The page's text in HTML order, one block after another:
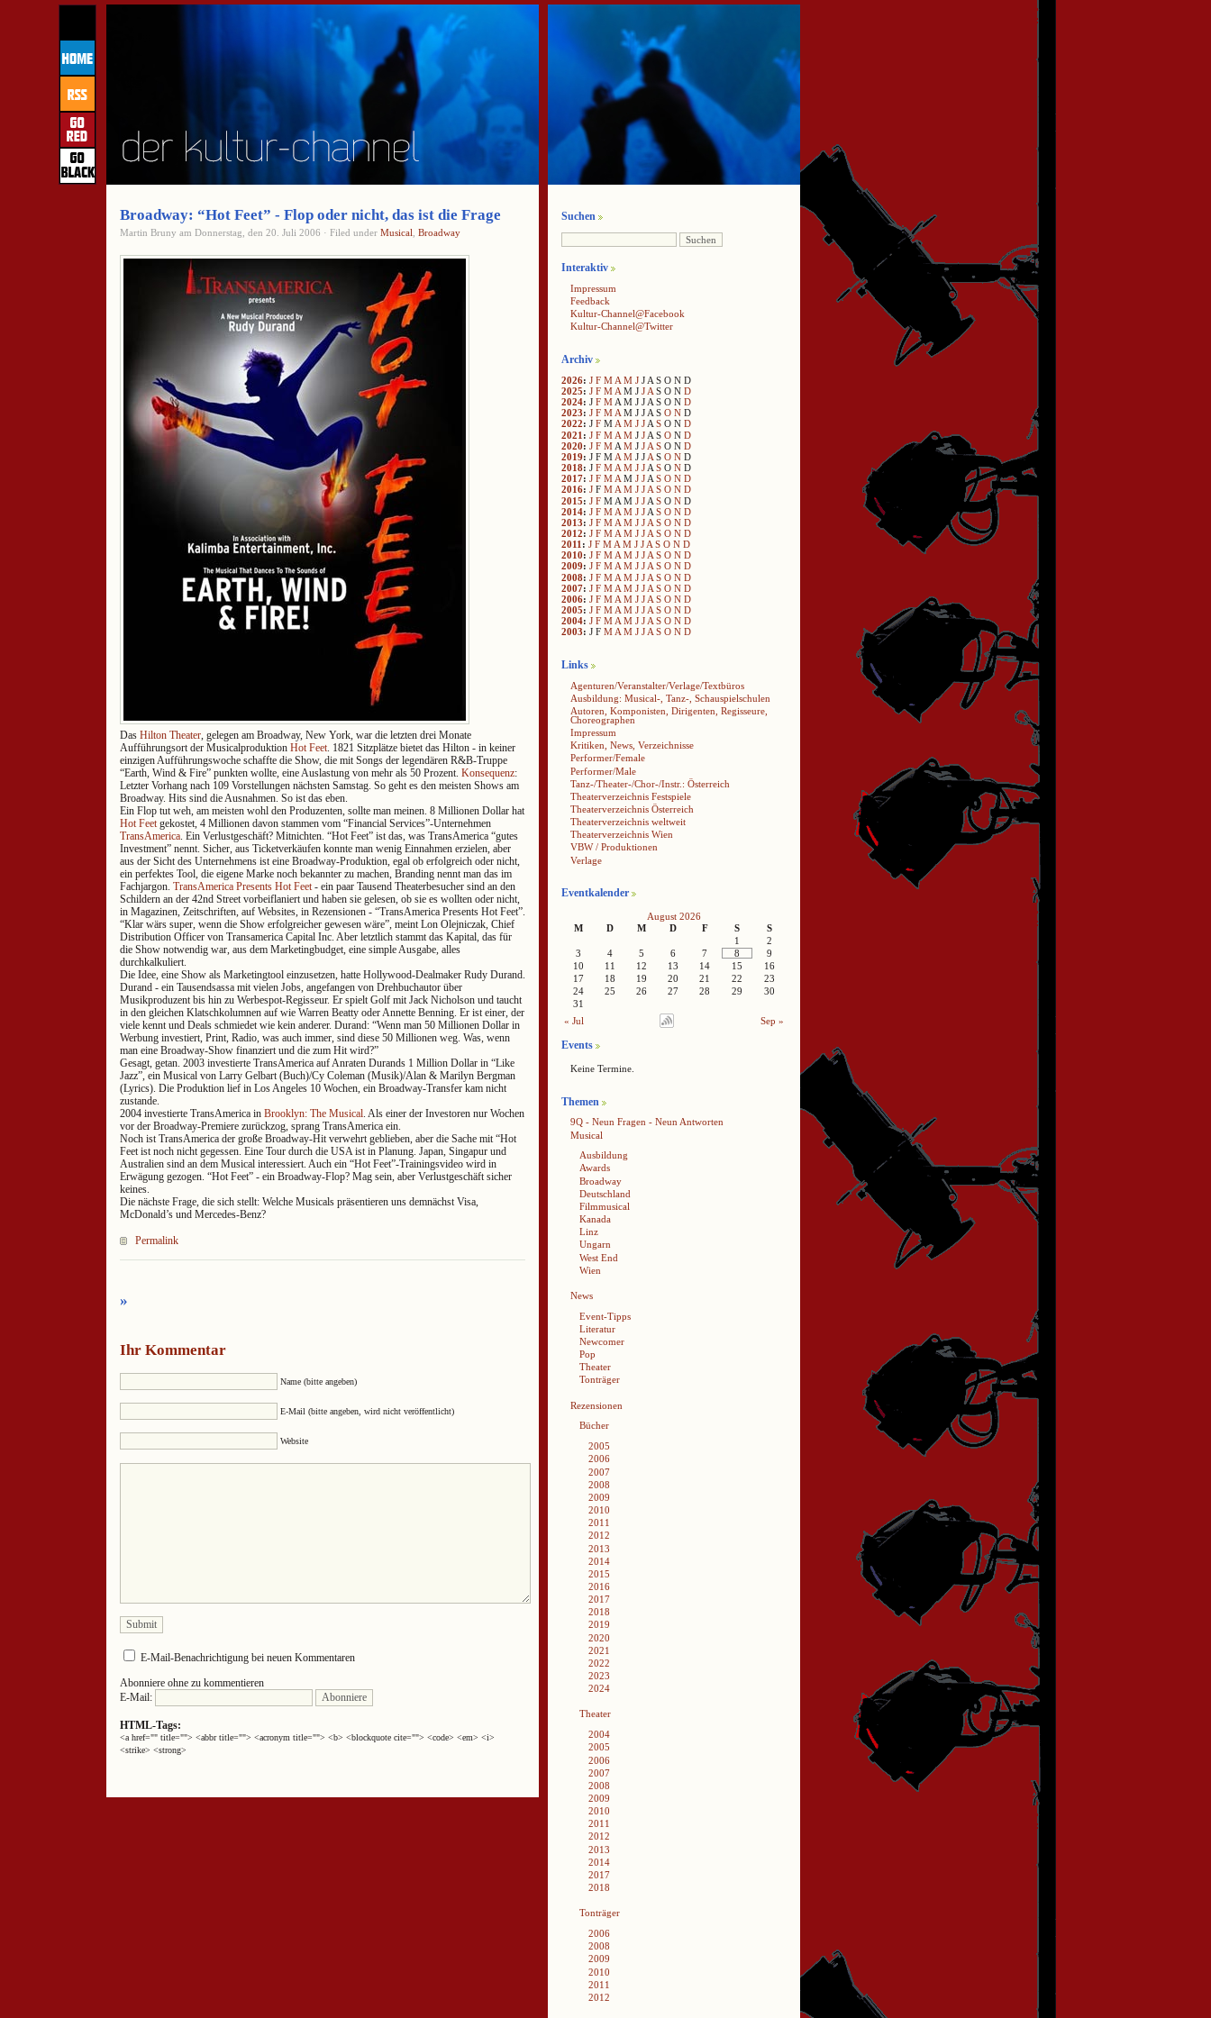
Broadway: “Hot Feet” - Flop oder nicht, das ist die Frage
Martin Bruny am Donnerstag, den 20. Juli 2006 · Filed under Musical Broadway
Das Hilton Theater, gelegen am Broadway, New York, war die letzten drei Monate
Aufführungsort der Musicalproduktion Hot Feet. 1821 Sitzplätze bietet das Hilton - in keiner
einzigen Aufführungswoche schaffte die Show, die mit Songs der legendären R&B-Truppe
“Earth, Wind & Fire” punkten wollte, eine Auslastung von mehr als 50 Prozent. Konsequenz:
Letzter Vorhang nach 109 Vorstellungen nächsten Samstag. So geht es den meisten Shows am
Broadway. Hits sind die Ausnahmen. So ist das eben.
Ein Flop tut weh, am meisten wohl den Produzenten, sollte man meinen. 8 Millionen Dollar hat
Hot Feetgekostet, 4 Millionen davon stammen vom “Financial Services”-Unternehmen
TransAmerica. Ein Verlustgeschäft? Mitnichten. “Hot Feet” ist das, was TransAmerica “gutes
Investment” nennt. Sicher, aus Ticketverkäufen konnte man wenig Einnahmen erzielen, aber
aus der Sicht des Unternehmens ist eine Broadway-Produktion, egal ob erfolgreich oder nicht,
ein perfektes Tool, die eigene Marke noch bekannter zu machen, Branding nennt man das im
Fachjargon. TransAmerica Presents Hot Feet- ein paar Tausend Theaterbesucher sind an den
Schildern an der 42nd Street vorbeiflaniert und haben sie gelesen, ob sie es wollten oder nicht,
in Magazinen, Zeitschriften, auf Websites, in Rezensionen - “TransAmerica Presents Hot Feet”.
“Klar wärs super, wenn die Show erfolgreicher gewesen wäre”, meint Lon Olejniczak, Chief
Distribution Officer von Transamerica Capital Inc. Aber letztlich stammt das Kapital, das für
die Show notwendig war, aus dem Marketingbudget, eine simple Ausgabe, alles
durchkalkuliert.
Die Idee, eine Show als Marketingtool einzusetzen, hatte Hollywood-Dealmaker Rudy Durand.
Durand - ein Tausendsassa mit vielen Jobs, angefangen von Drehbuchautor über
Musikproduzent bis hin zu Werbespot-Regisseur. Er spielt Golf mit Jack Nicholson und taucht
in den gleichen Klatschkolumnen auf wie Warren Beatty oder Annette Benning. Er ist einer, der
viele kennt und Deals schmiedet wie kein anderer. Durand: “Wenn man 50 Millionen Dollar in
Werbung investiert, Print, Radio, was auch immer, sind diese 50 Millionen weg. Was, wenn
man eine Broadway-Show finanziert und die zum Hit wird?”
Gesagt, getan. 2003 investierte TransAmerica auf Anraten Durands 1 Million Dollar in “Like
Jazz”, ein Musical von Larry Gelbart (Buch)/Cy Coleman (Musik)/Alan & Marilyn Bergman
(Lyrics). Die Produktion lief in Los Angeles 10 Wochen, ein Broadway-Transfer kam nicht
zustande.
2004 investierte TransAmerica in Brooklyn: The Musical. Als einer der Investoren nur Wochen
vor der Broadway-Premiere zurückzog, sprang TransAmerica ein.
Noch ist TransAmerica der große Broadway-Hit verwehrt geblieben, aber die Sache mit “Hot
Feet ist noch nicht gegessen. Eine Tour durch die USA ist in Planung. Japan, Singapur und
Australien sind an dem Musical interessiert. Auch ein “Hot Feet”-Trainingsvideo wird in
Erwägung gezogen. “Hot Feet” - ein Broadway-Flop? Mag sein, aber Verlustgeschäft sicher
keines.
Die nächste Frage, die sich stellt: Welche Musicals präsentieren uns demnächst Visa,
McDonald’s und Mercedes-Benz?
Permalink
»
Ihr Kommentar
Name (bitte angeben)
E-Mail (bitte angeben, wird nicht veröffentlicht)
Website
E-Mail-Benachrichtigung bei neuen Kommentaren
Abonniere ohne zu kommentieren
E-Mail:
HTML-Tags:
<a href="" title=""> <abbr title=""> <acronym title=""> <b> <blockquote cite=""> <code> <em> <i>
<strike> <strong>
Suchen
Interaktiv
Impressum
Feedback
Kultur-Channel@Facebook
Kultur-Channel@Twitter
Archiv
2026: J F M A M J J A S O N D
2025: J F M A M J J A S O N D
2024: J F M A M J J A S O N D
2023: J F M A M J J A S O N D
2022: J F MA M J JA S O N D
2021 : J F M A M J J A S O N D
2020: J F M A M J J A S O N D
2019: J F M A M J J A S O N D
2018: J F M A M J J A S O N D
2017: J F M A M J J A S O N D
2016: J F M A M J J A S O N D
2015: J F M A M J J A S O N D
2014: J F M A M J J A S O N D
2013: J F M A M J J A S O N D
2012: J F M A M J J A S O N D
2011 : J F M A M J J A S O N D
2010: J F M A M J J A S O N D
2009: J F MA M J JA S O N D
2008: J F M A M J J A S O N D
2007: J F M A M J J A S O N D
2006: J F M A M J J A S O N D
2005: J F M A M J J A S O N D
2004: J F M A M J J A S O N D
2003: J F M A M J J A S O N D
Links
Agenturen/Veranstalter/Verlage/Textbüros
Ausbildung: Musical-, Tanz-, Schauspielschulen
Autoren, Komponisten, Dirigenten, Regisseure,
Choreographen
Impressum
Kritiken, News, Verzeichnisse
Performer/Female
Performer/Male
Tanz-/Theater-/Chor-/Instr.: Österreich
Theaterverzeichnis Festspiele
Theaterverzeichnis Österreich
Theaterverzeichnis weltweit
Theaterverzeichnis Wien
VBW / Produktionen
Verlage
Eventkalender
August 2026
M
D M D F S
S
1
2
3
4 5 6 7 8
9
10
11 12 13 14 15
16
17
18 19 20 21 22
23
24
25 26 27 28 29
30
31
« Jul
Sep »
Events
Keine Termine.
Themen
9Q - Neun Fragen - Neun Antworten
Musical
Ausbildung
Awards
Broadway
Deutschland
Filmmusical
Kanada
Linz
Ungarn
West End
Wien
News
Event-Tipps
Literatur
Newcomer
Pop
Theater
Tonträger
Rezensionen
Bücher
2005
2006
2007
2008
2009
2010
2011
2012
2013
2014
2015
2016
2017
2018
2019
2020
2021
2022
2023
2024
Theater
2004
2005
2006
2007
2008
2009
2010
2011
2012
2013
2014
2017
2018
Tonträger
2006
2008
2009
2010
2011
2012